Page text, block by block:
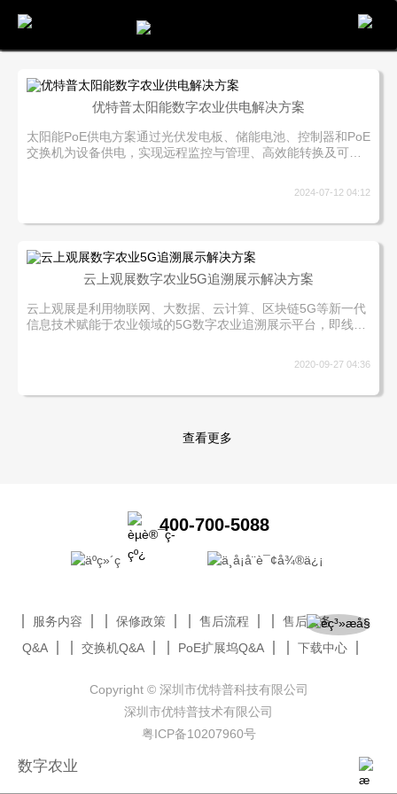
数字农业
优特普太阳能数字农业供电解决方案
太阳能PoE供电方案通过光伏发电板、储能电池、控制器和PoE
交换机为设备供电，实现远程监控与管理、高效能转换及可持
2024-07-12 04:12
云上观展数字农业5G追溯展示解决方案
云上观展是利用物联网、大数据、云计算、区块链5G等新一代
信息技术赋能于农业领域的5G数字农业追溯展示平台，即线上
2020-09-27 04:36
查看更多
400-700-5088
服务内容 保修政策 售后流程
售后服务
Q&A
交换机Q&A PoE扩展坞Q&A 下载中心
Copyright © 深圳市优特普科技有限公司
深圳市优特普技术有限公司
粤ICP备10207960号
电话 留言